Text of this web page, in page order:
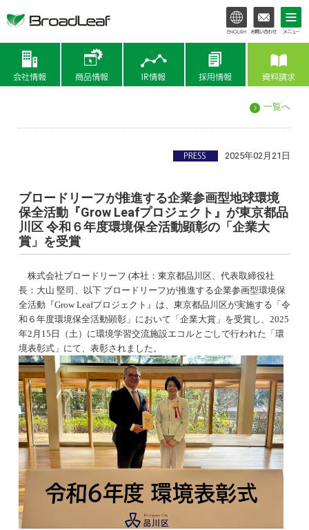
商品情報
一覧へ
2025年02月21日
ブロードリーフが推進する企業参画型地球環境
保全活動『Grow Leafプロジェクト』が東京都品
川区 令和６年度環境保全活動顕彰の「企業大
賞」を受賞
株式会社ブロードリーフ (本社：東京都品川区、代表取締役社
長：大山 堅司、以下 ブロードリーフ)が推進する企業参画型環境保
全活動『Grow Leafプロジェクト』は、東京都品川区が実施する「令
和６年度環境保全活動顕彰」において「企業大賞」を受賞し、2025
年2月15日（土）に環境学習交流施設エコルとごしで行われた「環
境表彰式」にて、表彰されました。